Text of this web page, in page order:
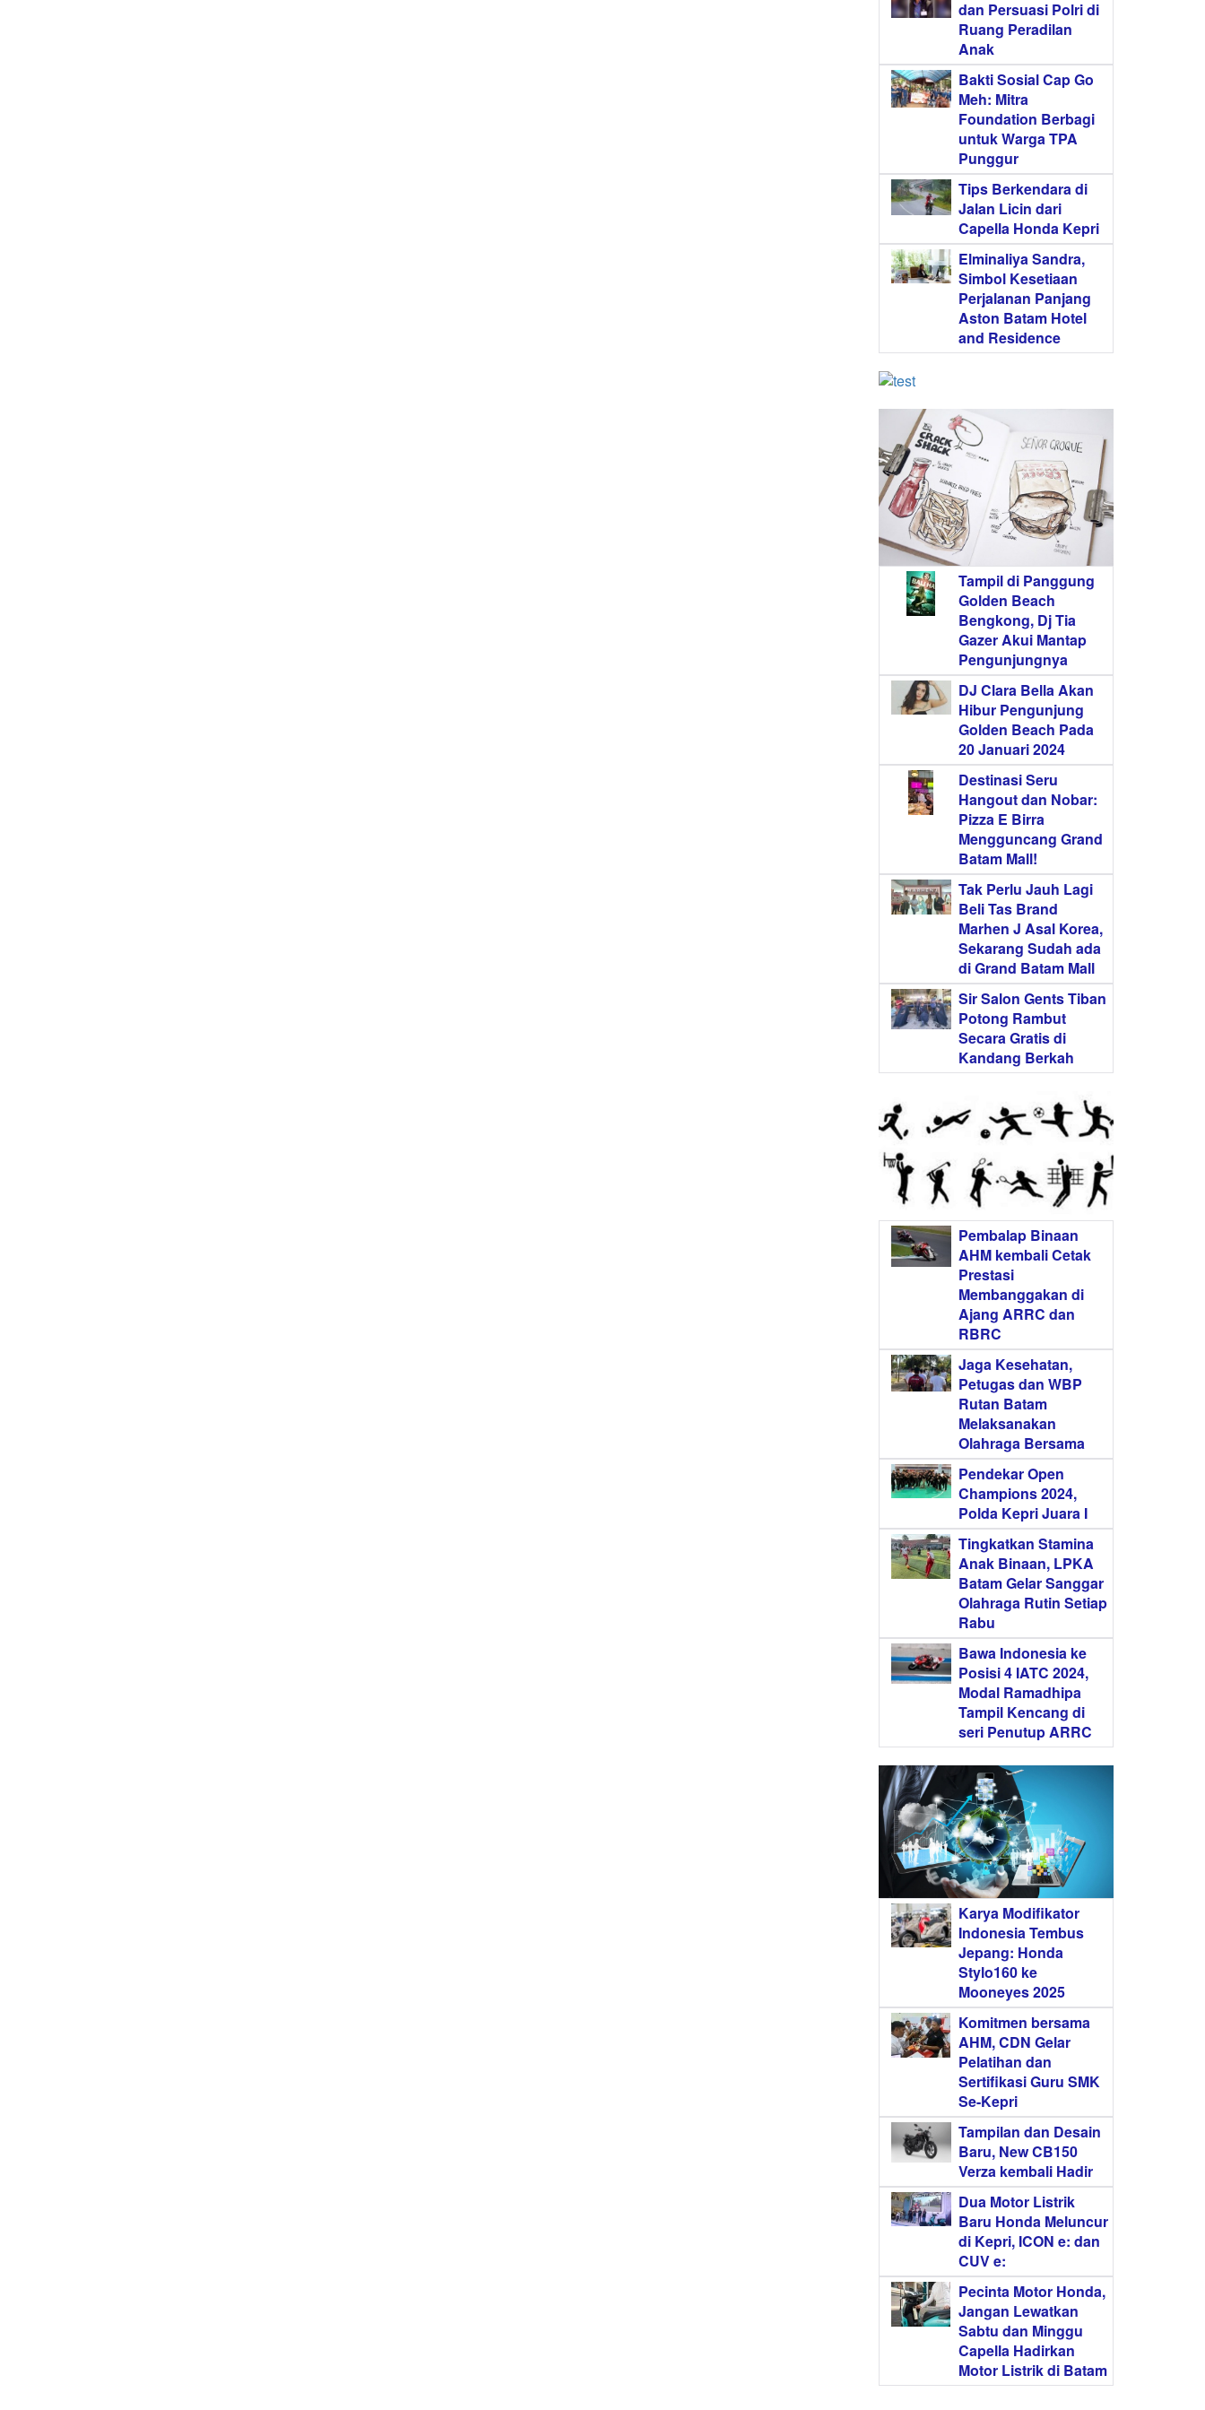
dan Persuasi Polri di
Ruang Peradilan
Anak
Bakti Sosial Cap Go
Meh: Mitra
Foundation Berbagi
untuk Warga TPA
Punggur
Tips Berkendara di
Jalan Licin dari
Capella Honda Kepri
Elminaliya Sandra,
Simbol Kesetiaan
Perjalanan Panjang
Aston Batam Hotel
and Residence
Tampil di Panggung
Golden Beach
Bengkong, Dj Tia
Gazer Akui Mantap
Pengunjungnya
DJ Clara Bella Akan
Hibur Pengunjung
Golden Beach Pada
20 Januari 2024
Destinasi Seru
Hangout dan Nobar:
Pizza E Birra
Mengguncang Grand
Batam Mall!
Tak Perlu Jauh Lagi
Beli Tas Brand
Marhen J Asal Korea,
Sekarang Sudah ada
di Grand Batam Mall
Sir Salon Gents Tiban
Potong Rambut
Secara Gratis di
Kandang Berkah
Pembalap Binaan
AHM kembali Cetak
Prestasi
Membanggakan di
Ajang ARRC dan
RBRC
Jaga Kesehatan,
Petugas dan WBP
Rutan Batam
Melaksanakan
Olahraga Bersama
Pendekar Open
Champions 2024,
Polda Kepri Juara I
Tingkatkan Stamina
Anak Binaan, LPKA
Batam Gelar Sanggar
Olahraga Rutin Setiap
Rabu
Bawa Indonesia ke
Posisi 4 IATC 2024,
Modal Ramadhipa
Tampil Kencang di
seri Penutup ARRC
Karya Modifikator
Indonesia Tembus
Jepang: Honda
Stylo160 ke
Mooneyes 2025
Komitmen bersama
AHM, CDN Gelar
Pelatihan dan
Sertifikasi Guru SMK
Se-Kepri
Tampilan dan Desain
Baru, New CB150
Verza kembali Hadir
Dua Motor Listrik
Baru Honda Meluncur
di Kepri, ICON e: dan
CUV e:
Pecinta Motor Honda,
Jangan Lewatkan
Sabtu dan Minggu
Capella Hadirkan
Motor Listrik di Batam